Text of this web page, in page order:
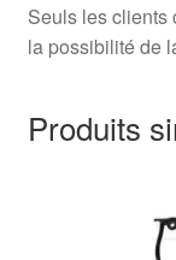
Seuls les clients
la possibilité de
Produits